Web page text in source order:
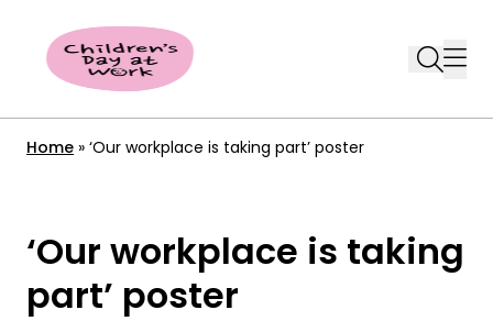
content
Home » ‘Our workplace is taking part’ poster
‘Our workplace is taking
part’ poster